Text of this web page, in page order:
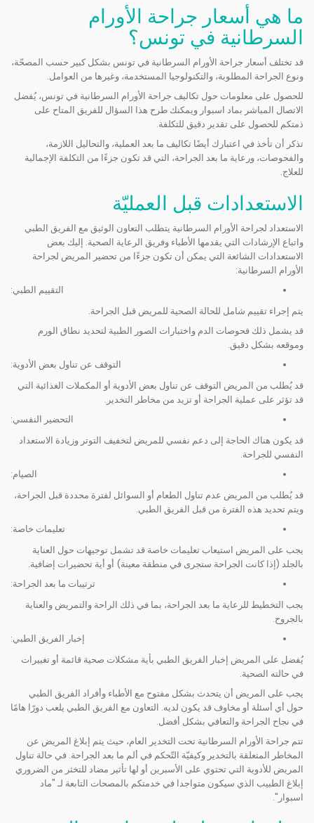
ما هي أسعار جراحة الأورام
السرطانية في تونس؟
قد تختلف أسعار جراحة الأورام السرطانية في تونس بشكل كبير حسب المصحّة،
ونوع الجراحة المطلوبة، والتكنولوجيا المستخدمة، وغيرها من العوامل.
للحصول على معلومات حول تكاليف جراحة الأورام السرطانية في تونس، يُفضل
الاتصال المباشر بماد اسبوار ويمكنك طرح هذا السؤال للفريق المتاح على
ذمتكم للحصول على تقدير دقيق للتكلفة.
تذكر أن تأخذ في اعتبارك أيضًا تكاليف ما بعد العملية، والتحاليل اللازمة،
والفحوصات، ورعاية ما بعد الجراحة، التي قد تكون جزءًا من التكلفة الإجمالية
للعلاج.
الاستعدادات قبل العمليّة
الاستعداد لجراحة الأورام السرطانية يتطلب التعاون الوثيق مع الفريق الطبي
واتباع الإرشادات التي يقدمها الأطباء وفريق الرعاية الصحية. إليك بعض
الاستعدادات الشائعة التي يمكن أن تكون جزءًا من تحضير المريض لجراحة
الأورام السرطانية:
التقييم الطبي:
يتم إجراء تقييم شامل للحالة الصحية للمريض قبل الجراحة.
قد يشمل ذلك فحوصات الدم واختبارات الصور الطبية لتحديد نطاق الورم
وموقعه بشكل دقيق.
التوقف عن تناول بعض الأدوية:
قد يُطلب من المريض التوقف عن تناول بعض الأدوية أو المكملات الغذائية التي
قد تؤثر على عملية الجراحة أو تزيد من مخاطر التخدير.
التحضير النفسي:
قد يكون هناك الحاجة إلى دعم نفسي للمريض لتخفيف التوتر وزيادة الاستعداد
النفسي للجراحة.
الصيام:
قد يُطلب من المريض عدم تناول الطعام أو السوائل لفترة محددة قبل الجراحة،
ويتم تحديد هذه الفترة من قبل الفريق الطبي.
تعليمات خاصة:
يجب على المريض استيعاب تعليمات خاصة قد تشمل توجيهات حول العناية
بالجلد (إذا كانت الجراحة ستجرى في منطقة معينة) أو أية تحضيرات إضافية.
ترتيبات ما بعد الجراحة:
يجب التخطيط للرعاية ما بعد الجراحة، بما في ذلك الراحة والتمريض والعناية
بالجروح.
إخبار الفريق الطبي:
يُفضل على المريض إخبار الفريق الطبي بأية مشكلات صحية قائمة أو تغييرات
في حالته الصحية.
يجب على المريض أن يتحدث بشكل مفتوح مع الأطباء وأفراد الفريق الطبي
حول أي أسئلة أو مخاوف قد يكون لديه. التعاون مع الفريق الطبي يلعب دورًا هامًا
في نجاح الجراحة والتعافي بشكل أفضل.
تتم جراحة الأورام السرطانية تحت التخدير العام، حيث يتم إبلاغ المريض عن
المخاطر المتعلقة بالتخدير وكيفيّة التّحكم في ألم ما بعد الجراحة. في حالة تناول
المريض للأدوية التي تحتوي على الأسبرين أو لها تأثير مضاد للتخثر من الضروري
إبلاغ الطبيب الذي سيكون متواجدا في خدمتكم بالمصحات التابعة لـ "ماد
اسبوار".